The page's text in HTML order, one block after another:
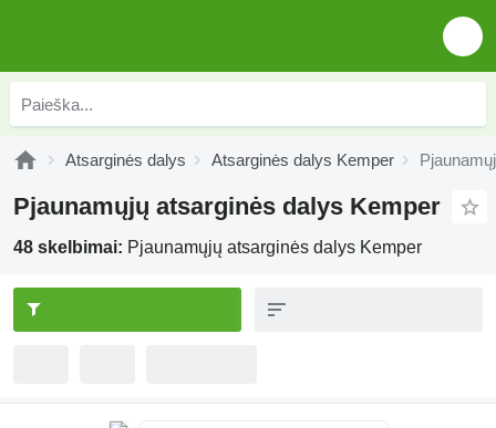
Atsarginės dalys Atsarginės dalys Kemper
Pjaunamųjų atsarginės dalys Kemper
48 skelbimai: Pjaunamųjų atsarginės dalys Kemper